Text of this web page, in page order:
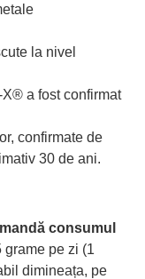
la nivel
a fost confirmat
confirmate de
30 de ani.
consumul
grame pe zi (1
dimineața, pe